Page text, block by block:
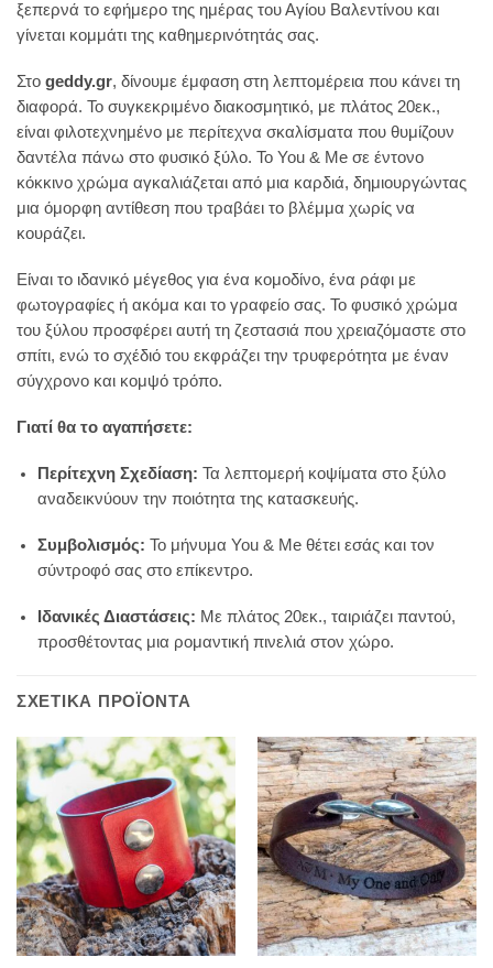
ξεπερνά το εφήμερο της ημέρας του Αγίου Βαλεντίνου και
γίνεται κομμάτι της καθημερινότητάς σας.
Στο geddy.gr, δίνουμε έμφαση στη λεπτομέρεια που κάνει τη
διαφορά. Το συγκεκριμένο διακοσμητικό, με πλάτος 20εκ.,
είναι φιλοτεχνημένο με περίτεχνα σκαλίσματα που θυμίζουν
δαντέλα πάνω στο φυσικό ξύλο. Το You & Me σε έντονο
κόκκινο χρώμα αγκαλιάζεται από μια καρδιά, δημιουργώντας
μια όμορφη αντίθεση που τραβάει το βλέμμα χωρίς να
κουράζει.
Είναι το ιδανικό μέγεθος για ένα κομοδίνο, ένα ράφι με
φωτογραφίες ή ακόμα και το γραφείο σας. Το φυσικό χρώμα
του ξύλου προσφέρει αυτή τη ζεστασιά που χρειαζόμαστε στο
σπίτι, ενώ το σχέδιό του εκφράζει την τρυφερότητα με έναν
σύγχρονο και κομψό τρόπο.
Γιατί θα το αγαπήσετε:
Περίτεχνη Σχεδίαση: Τα λεπτομερή κοψίματα στο ξύλο
αναδεικνύουν την ποιότητα της κατασκευής.
Συμβολισμός: Το μήνυμα You & Me θέτει εσάς και τον
σύντροφό σας στο επίκεντρο.
Ιδανικές Διαστάσεις: Με πλάτος 20εκ., ταιριάζει παντού,
προσθέτοντας μια ρομαντική πινελιά στον χώρο.
ΣΧΕΤΙΚΆ ΠΡΟΪΌΝΤΑ